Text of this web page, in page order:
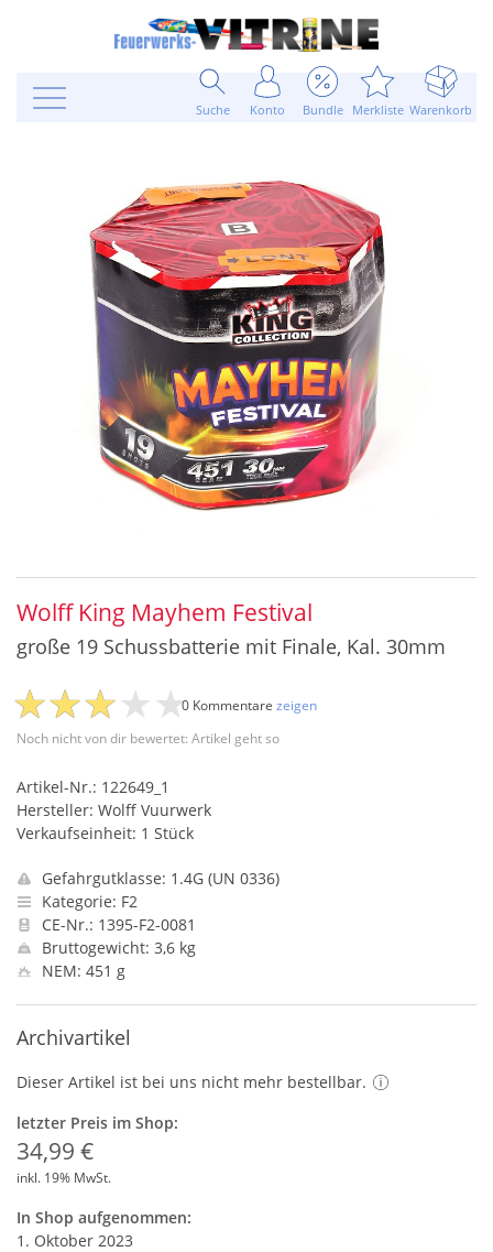
Suche Konto Bundle Merkliste Warenkorb
Wolff King Mayhem Festival
große 19 Schussbatterie mit Finale, Kal. 30mm
Noch nicht von dir bewertet: Artikel geht so
0 Kommentare zeigen
Artikel-Nr.: 122649_1
Hersteller: Wolff Vuurwerk
Verkaufseinheit: 1 Stück
Gefahrgutklasse: 1.4G (UN 0336)
Kategorie: F2
CE-Nr.: 1395-F2-0081
Bruttogewicht: 3,6 kg
NEM: 451 g
Archivartikel
Dieser Artikel ist bei uns nicht mehr bestellbar.
letzter Preis im Shop:
34,99 €
inkl. 19% MwSt.
In Shop aufgenommen:
1. Oktober 2023